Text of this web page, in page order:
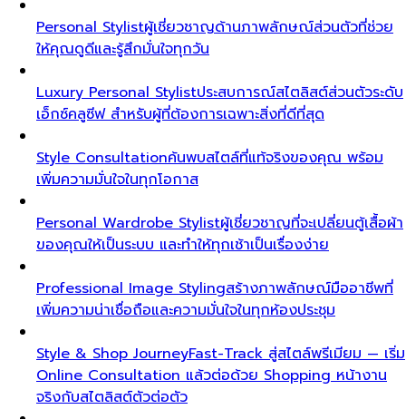
Personal Stylistผู้เชี่ยวชาญด้านภาพลักษณ์ส่วนตัวที่ช่วย
ให้คุณดูดีและรู้สึกมั่นใจทุกวัน
Luxury Personal Stylistประสบการณ์สไตลิสต์ส่วนตัวระดับ
เอ็กซ์คลูซีฟ สำหรับผู้ที่ต้องการเฉพาะสิ่งที่ดีที่สุด
Style Consultationค้นพบสไตล์ที่แท้จริงของคุณ พร้อม
เพิ่มความมั่นใจในทุกโอกาส
Personal Wardrobe Stylistผู้เชี่ยวชาญที่จะเปลี่ยนตู้เสื้อผ้า
ของคุณให้เป็นระบบ และทำให้ทุกเช้าเป็นเรื่องง่าย
Professional Image Stylingสร้างภาพลักษณ์มืออาชีพที่
เพิ่มความน่าเชื่อถือและความมั่นใจในทุกห้องประชุม
Style & Shop JourneyFast-Track สู่สไตล์พรีเมียม — เริ่ม
Online Consultation แล้วต่อด้วย Shopping หน้างาน
จริงกับสไตลิสต์ตัวต่อตัว